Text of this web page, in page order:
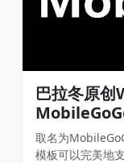
巴拉冬原
计、速度超
取名为
模板可以完美地